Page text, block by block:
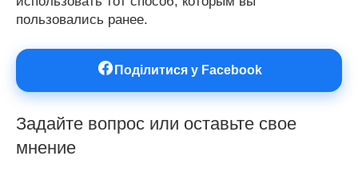
пользовались ранее.
Поділитися у Facebook
Задайте вопрос или оставьте свое
мнение